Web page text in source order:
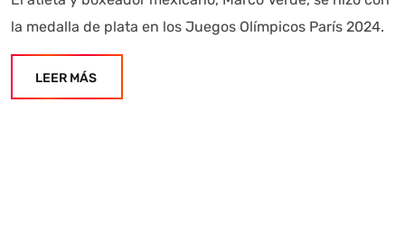
la medalla de plata en los Juegos Olímpicos París 2024.
LEER MÁS